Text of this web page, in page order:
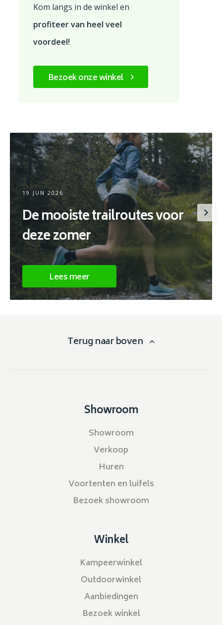
Kom langs in de winkel en
profiteer van heel veel
voordeel!
Bezoek onze winkel
19 JUN 2026
De mooiste trailroutes voor
deze zomer
Lees meer
Terug naar boven
Showroom
Showroom
Verkoop
Huren
Voortenten en luifels
Bezoek showroom
Winkel
Kampeerwinkel
Outdoorwinkel
Aanbiedingen
Bezoek winkel